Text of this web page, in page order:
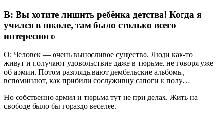
В: Вы хотите лишить ребёнка детства! Когда я
учился в школе, там было столько всего
интересного
О: Человек — очень выносливое существо. Люди как-то
живут и получают удовольствие даже в тюрьме, не говоря уже
об армии. Потом разглядывают дембельские альбомы,
вспоминают, как прибили сослуживцу сапоги к полу…
Но собственно армия и тюрьма тут не при делах. Жить на
свободе было бы гораздо веселее.